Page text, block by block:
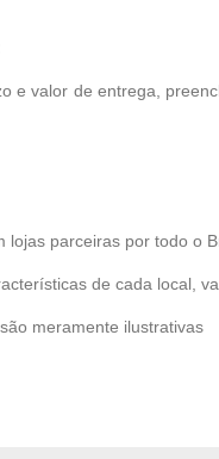
e valor de entrega,
lojas parceiras por todo o
de cada local,
meramente ilustrativas